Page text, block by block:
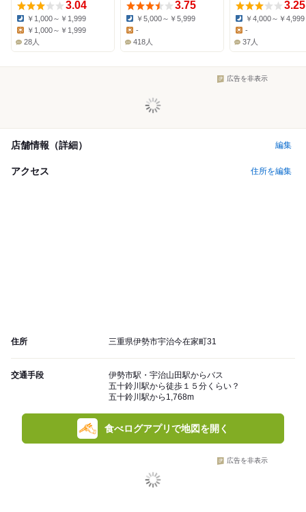
3.04
Dinner:
￥1,000～￥1,999
Lunch:
￥1,000～￥1,999
28人
3.75
Dinner:
￥5,000～￥5,999
-
418人
3.25
Dinner:
￥4,000～￥4,999
Lunch:
-
37人
広告を非表示
店舗情報（詳細） 編集
アクセス 住所を編集
住所 三重県伊勢市宇治今在家町31
交通手段
伊勢市駅・宇治山田駅からバス
五十鈴川駅から徒歩１５分くらい？
五十鈴川駅から1,768m
食べログアプリで地図を開く
広告を非表示